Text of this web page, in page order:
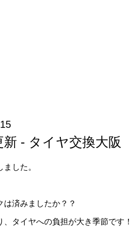
- タイヤ交換大阪
した。
は済みましたか？？
タイヤへの負担が大き季節です！